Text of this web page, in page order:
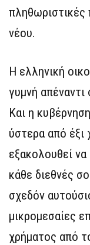
πληθωριστικές
νέου.
Η ελληνική
γυμνή απέναντι
Και η
ύστερα από έξι
εξακολουθεί
κάθε διεθνές
σχεδόν
μικρομεσαίες
χρήματος από